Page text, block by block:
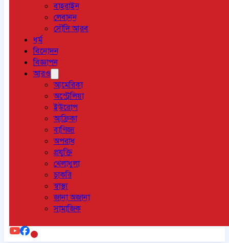
বাহরাইন
লেবানন
সৌদি আরব
ধর্ম
বিনোদন
বিজ্ঞাপন
আরও
আমেরিকা
অস্ট্রেলিয়া
ইউরোপ
আফ্রিকা
বাণিজ্য
অপরাধ
প্রযুক্তি
খেলাধুলা
চাকরি
স্বাস্থ্য
জানা অজানা
সামাজিক